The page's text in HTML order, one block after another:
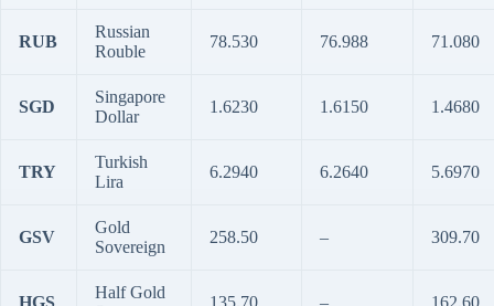
RUB
Russian
Rouble
78.530 76.988 71.080
SGD
Singapore
Dollar
1.6230 1.6150 1.4680
TRY
Turkish
Lira
6.2940 6.2640 5.6970
GSV
Gold
Sovereign
258.50 – 309.70
HGS
Half Gold
135.70 – 162.60